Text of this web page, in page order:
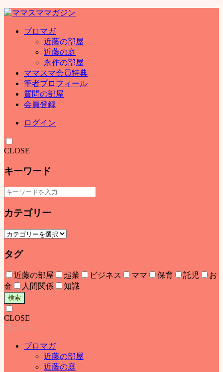
ブロマガ
近藤の部屋
近藤の庭
永作の部屋
ママスマ会員特典
筆者プロフィール
質問の部屋
会員登録
ログイン
CLOSE
キーワード
カテゴリー
タグ
近藤の部屋 起業 ビジネス ママ 保育 託児
お
金
人間関係 知識
検索
CLOSE
ログイン
ブロマガ
近藤の部屋
近藤の庭